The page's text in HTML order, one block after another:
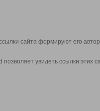
сайта формируют его
увидеть ссылки этих